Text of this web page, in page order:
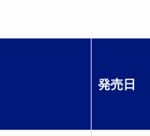
発売日